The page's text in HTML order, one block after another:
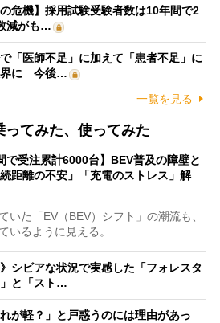
危機】採用試験受験者数は10年間で2
減がも…
「医師不足」に加えて「患者不足」に
界に 今後…
一覧を見る
てみた、使ってみた
で受注累計6000台】BEV普及の障壁と
距離の不安」「充電のストレス」解
た「EV（BEV）シフト」の潮流も、
いるように見える。…
シビアな状況で実感した「フォレスタ
と「スト…
が軽？」と戸惑うのには理由があっ